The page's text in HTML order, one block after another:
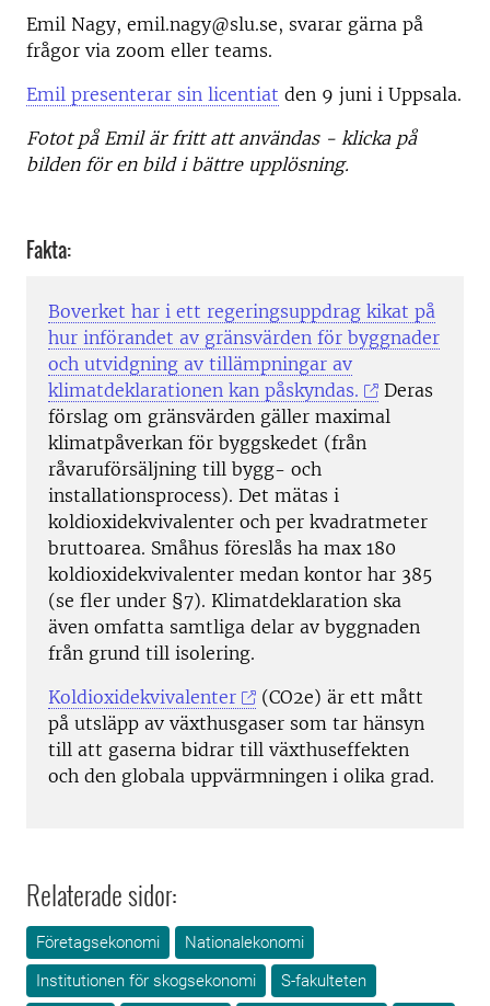
Emil Nagy, emil.nagy@slu.se, svarar gärna på
frågor via zoom eller teams.
Emil presenterar sin licentiat den 9 juni i Uppsala.
Fotot på Emil är fritt att användas - klicka på
bilden för en bild i bättre upplösning.
Fakta:
Boverket har i ett regeringsuppdrag kikat på
hur införandet av gränsvärden för byggnader
och utvidgning av tillämpningar av
klimatdeklarationen kan påskyndas.
Deras
förslag om gränsvärden gäller maximal
klimatpåverkan för byggskedet (från
råvaruförsäljning till bygg- och
installationsprocess). Det mätas i
koldioxidekvivalenter och per kvadratmeter
bruttoarea. Småhus föreslås ha max 180
koldioxidekvivalenter medan kontor har 385
(se fler under §7). Klimatdeklaration ska
även omfatta samtliga delar av byggnaden
från grund till isolering.
Koldioxidekvivalenter
(CO2e) är ett mått
på utsläpp av växthusgaser som tar hänsyn
till att gaserna bidrar till växthuseffekten
och den globala uppvärmningen i olika grad.
Relaterade sidor:
Företagsekonomi
Nationalekonomi
Institutionen för skogsekonomi
S-fakulteten